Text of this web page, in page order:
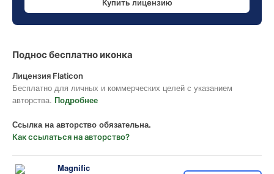
Купить лицензию
Поднос бесплатно иконка
Лицензия Flaticon
Бесплатно для личных и коммерческих целей с указанием
авторства. Подробнее
Ссылка на авторство обязательна.
Как ссылаться на авторство?
Magnific